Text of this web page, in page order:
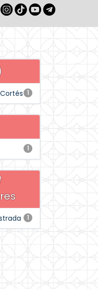
1
1
1